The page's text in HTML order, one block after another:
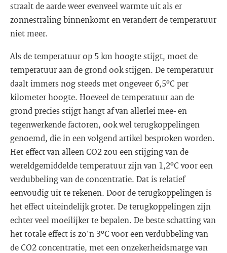
straalt de aarde weer evenveel warmte uit als er
zonnestraling binnenkomt en verandert de temperatuur
niet meer.
Als de temperatuur op 5 km hoogte stijgt, moet de
temperatuur aan de grond ook stijgen. De temperatuur
daalt immers nog steeds met ongeveer 6,5ºC per
kilometer hoogte. Hoeveel de temperatuur aan de
grond precies stijgt hangt af van allerlei mee- en
tegenwerkende factoren, ook wel terugkoppelingen
genoemd, die in een volgend artikel besproken worden.
Het effect van alleen CO2 zou een stijging van de
wereldgemiddelde temperatuur zijn van 1,2ºC voor een
verdubbeling van de concentratie. Dat is relatief
eenvoudig uit te rekenen. Door de terugkoppelingen is
het effect uiteindelijk groter. De terugkoppelingen zijn
echter veel moeilijker te bepalen. De beste schatting van
het totale effect is zo'n 3ºC voor een verdubbeling van
de CO2 concentratie, met een onzekerheidsmarge van